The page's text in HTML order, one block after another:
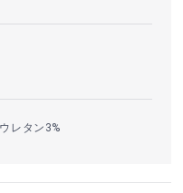
レタン3%